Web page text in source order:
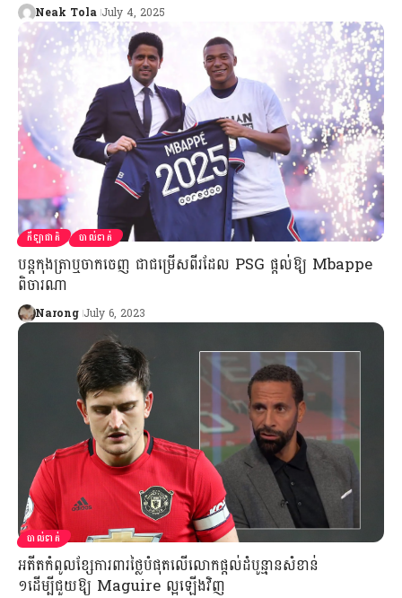
Neak Tola July 4, 2025
កីឡាជាតិ បាល់ទាត់
បន្ដកុងត្រាឬចាកចេញ ជាជម្រើសពីរដែល PSG ផ្ដល់ឱ្យ Mbappe
ពិចារណា
Narong July 6, 2023
បាល់ទាត់
អតីតកំពូលខ្សែការពារថ្លៃបំផុតលើលោកផ្ដល់ដំបូន្មាន​សំខាន់​
១ដើម្បីជួយឱ្យ Maguire ល្អឡើងវិញ